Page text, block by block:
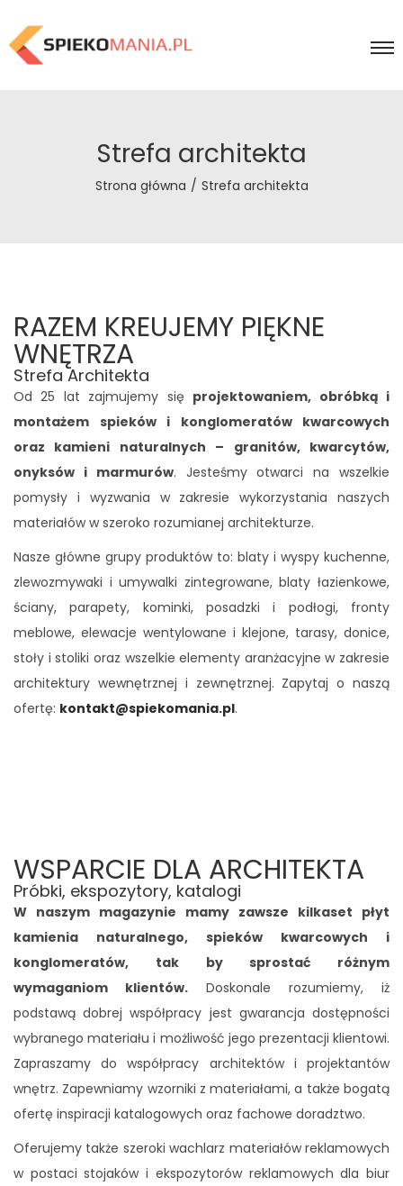
Strefa architekta
Strona główna / Strefa architekta
RAZEM KREUJEMY PIĘKNE
WNĘTRZA
Strefa Architekta
Od 25 lat zajmujemy się projektowaniem, obróbką i
montażem spieków i konglomeratów kwarcowych
oraz kamieni naturalnych – granitów, kwarcytów,
onyksów i marmurów. Jesteśmy otwarci na wszelkie
pomysły i wyzwania w zakresie wykorzystania naszych
materiałów w szeroko rozumianej architekturze.
Nasze główne grupy produktów to: blaty i wyspy kuchenne,
zlewozmywaki i umywalki zintegrowane, blaty łazienkowe,
ściany, parapety, kominki, posadzki i podłogi, fronty
meblowe, elewacje wentylowane i klejone, tarasy, donice,
stoły i stoliki oraz wszelkie elementy aranżacyjne w zakresie
architektury wewnętrznej i zewnętrznej. Zapytaj o naszą
ofertę: kontakt@spiekomania.pl.
WSPARCIE DLA ARCHITEKTA
Próbki, ekspozytory, katalogi
W naszym magazynie mamy zawsze kilkaset płyt
kamienia naturalnego, spieków kwarcowych i
konglomeratów, tak by sprostać różnym
wymaganiom klientów. Doskonale rozumiemy, iż
podstawą dobrej współpracy jest gwarancja dostępności
wybranego materiału i możliwość jego prezentacji klientowi.
Zapraszamy do współpracy architektów i projektantów
wnętrz. Zapewniamy wzorniki z materiałami, a także bogatą
ofertę inspiracji katalogowych oraz fachowe doradztwo.
Oferujemy także szeroki wachlarz materiałów reklamowych
w postaci stojaków i ekspozytorów reklamowych dla biur